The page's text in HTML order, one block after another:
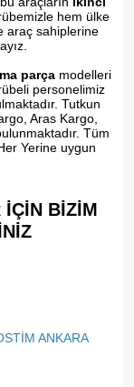
hem ülke
araç sahiplerine
parçamodelleri
personelimiz
Tutkun
Aras Kargo,
Tüm
Yerine uygun
İÇİN BİZİM
ANKARA